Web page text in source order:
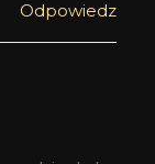
Odpowiedz